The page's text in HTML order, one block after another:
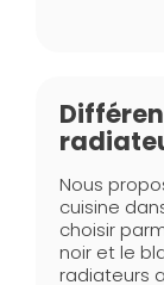
Nous
cuisine
choisir
noir et le
radiateurs